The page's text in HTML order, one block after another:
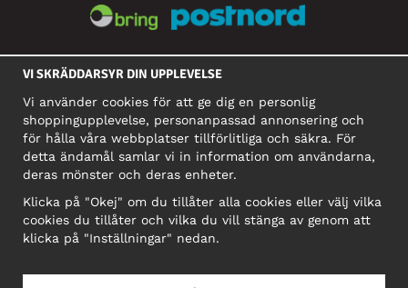
SOCIALA MEDIER
FÖRETAG
Motley Denim Europe OÜ
Narva mnt 5, EE-10117 Tallinn
Org: 12356245, Momsnummer: SE502090048501
OBS! Skicka inte varureturer till denna adress!
VI SKRÄDDARSYR DIN UPPLEVELSE
Vi använder cookies för att ge dig en personlig
shoppingupplevelse, personanpassad annonsering och
för hålla våra webbplatser tillförlitliga och säkra. För
detta ändamål samlar vi in information om användarna,
deras mönster och deras enheter.
Klicka på "Okej" om du tillåter alla cookies eller välj vilka
cookies du tillåter och vilka du vill stänga av genom att
klicka på "Inställningar" nedan.